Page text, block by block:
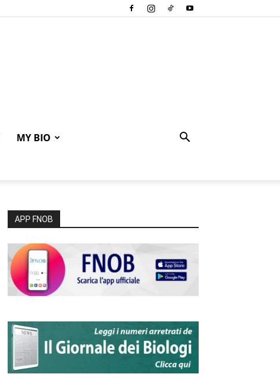
MY BIO
APP FNOB